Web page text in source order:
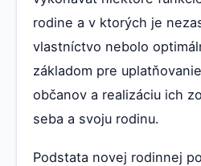
rodine a v ktorých je
vlastníctvo nebolo
základom pre
občanov a realizáciu ich
seba a svoju rodinu.
Podstata novej rodinnej